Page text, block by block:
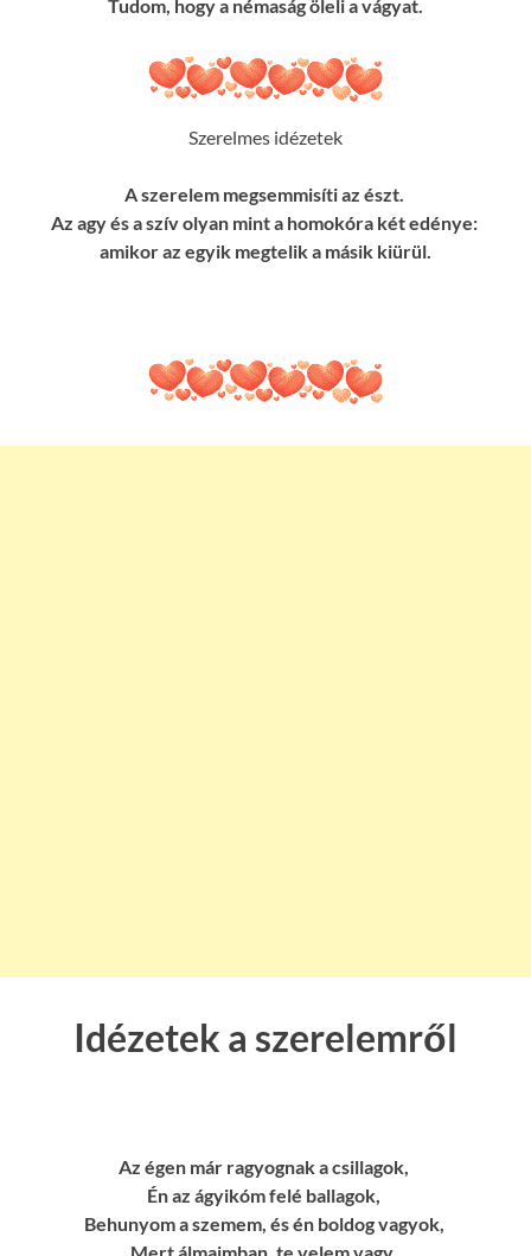
Tudom, hogy a némaság öleli a vágyat.
Szerelmes idézetek
A szerelem megsemmisíti az észt.
Az agy és a szív olyan mint a homokóra két edénye:
amikor az egyik megtelik a másik kiürül.
Idézetek a szerelemről
Az égen már ragyognak a csillagok,
Én az ágyikóm felé ballagok,
Behunyom a szemem, és én boldog vagyok,